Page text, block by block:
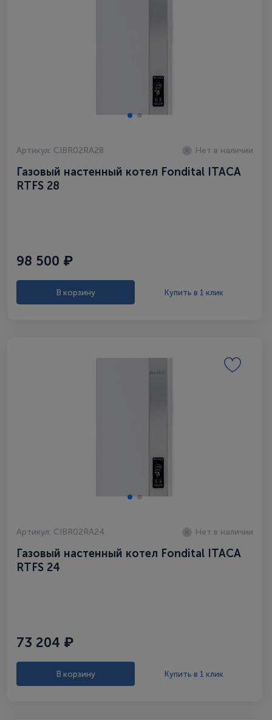
Артикул: CIBR02RA28 Нет в наличии
Газовый настенный котел Fondital ITAСA
RTFS 28
98 500 ₽
В корзину Купить в 1 клик
Артикул: CIBR02RA24 Нет в наличии
Газовый настенный котел Fondital ITAСA
RTFS 24
73 204 ₽
В корзину Купить в 1 клик